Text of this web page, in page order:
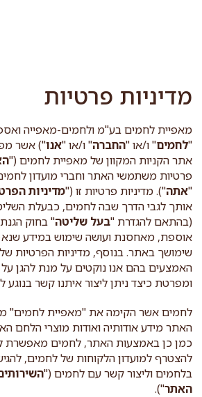
מדיניות פרטיות
מאפיית לחמים בע"מ ולחמים-מאפייה
"לחמים" ו/או "החברה" ו/או "אנו") אשר
אתר הקניות המקוון של מאפיית לחמים ("
פרטיות משתמשי האתר וחברי מועדון
"אתה"). מדיניות פרטיות זו ("מדיניות
אותך לגבי הדרך שבה לחמים, כבעלת
(בהתאם להגדרת "בעל שליטה" בחוק
אוספת, מאחסנת ועושה שימוש במידע
שימושך באתר. בנוסף, מדיניות הפרטיות
האמצעים בהם אנו נוקטים על מנת להגן
ומפרטת כיצד ניתן ליצור איתנו קשר בנוגע
לחמים אשר הקימה את "מאפיית לחמים"
האתר מידע אודותיה ואודות מוצרי הלחם
כמן כן באמצעות האתר, לחמים מאפשרת
להצטרף למועדון הלקוחות של לחמים,
בלחמים וליצור קשר עם לחמים ("
האתר").